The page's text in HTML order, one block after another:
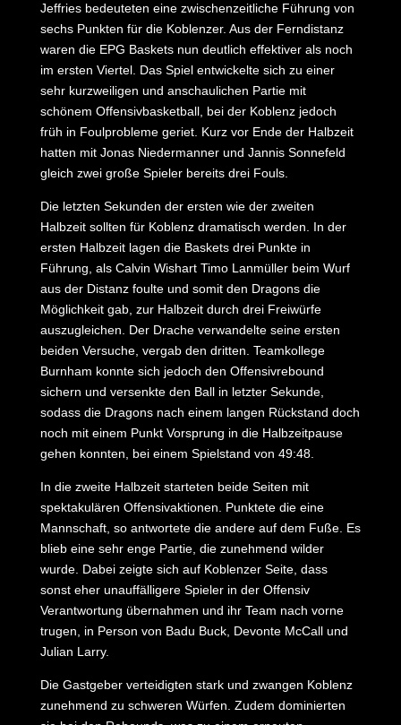
Jeffries bedeuteten eine zwischenzeitliche Führung von
sechs Punkten für die Koblenzer. Aus der Ferndistanz
waren die EPG Baskets nun deutlich effektiver als noch
im ersten Viertel. Das Spiel entwickelte sich zu einer
sehr kurzweiligen und anschaulichen Partie mit
schönem Offensivbasketball, bei der Koblenz jedoch
früh in Foulprobleme geriet. Kurz vor Ende der Halbzeit
hatten mit Jonas Niedermanner und Jannis Sonnefeld
gleich zwei große Spieler bereits drei Fouls.
Die letzten Sekunden der ersten wie der zweiten
Halbzeit sollten für Koblenz dramatisch werden. In der
ersten Halbzeit lagen die Baskets drei Punkte in
Führung, als Calvin Wishart Timo Lanmüller beim Wurf
aus der Distanz foulte und somit den Dragons die
Möglichkeit gab, zur Halbzeit durch drei Freiwürfe
auszugleichen. Der Drache verwandelte seine ersten
beiden Versuche, vergab den dritten. Teamkollege
Burnham konnte sich jedoch den Offensivrebound
sichern und versenkte den Ball in letzter Sekunde,
sodass die Dragons nach einem langen Rückstand doch
noch mit einem Punkt Vorsprung in die Halbzeitpause
gehen konnten, bei einem Spielstand von 49:48.
In die zweite Halbzeit starteten beide Seiten mit
spektakulären Offensivaktionen. Punktete die eine
Mannschaft, so antwortete die andere auf dem Fuße. Es
blieb eine sehr enge Partie, die zunehmend wilder
wurde. Dabei zeigte sich auf Koblenzer Seite, dass
sonst eher unauffälligere Spieler in der Offensiv
Verantwortung übernahmen und ihr Team nach vorne
trugen, in Person von Badu Buck, Devonte McCall und
Julian Larry.
Die Gastgeber verteidigten stark und zwangen Koblenz
zunehmend zu schweren Würfen. Zudem dominierten